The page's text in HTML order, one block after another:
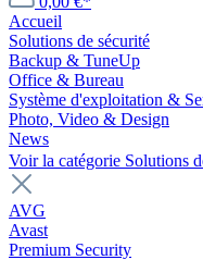
Accueil
Solutions de sécurité
Backup & TuneUp
Office & Bureau
Système d'exploitation &
Photo, Video & Design
News
Voir la catégorie Solutions
AVG
Avast
Premium Security